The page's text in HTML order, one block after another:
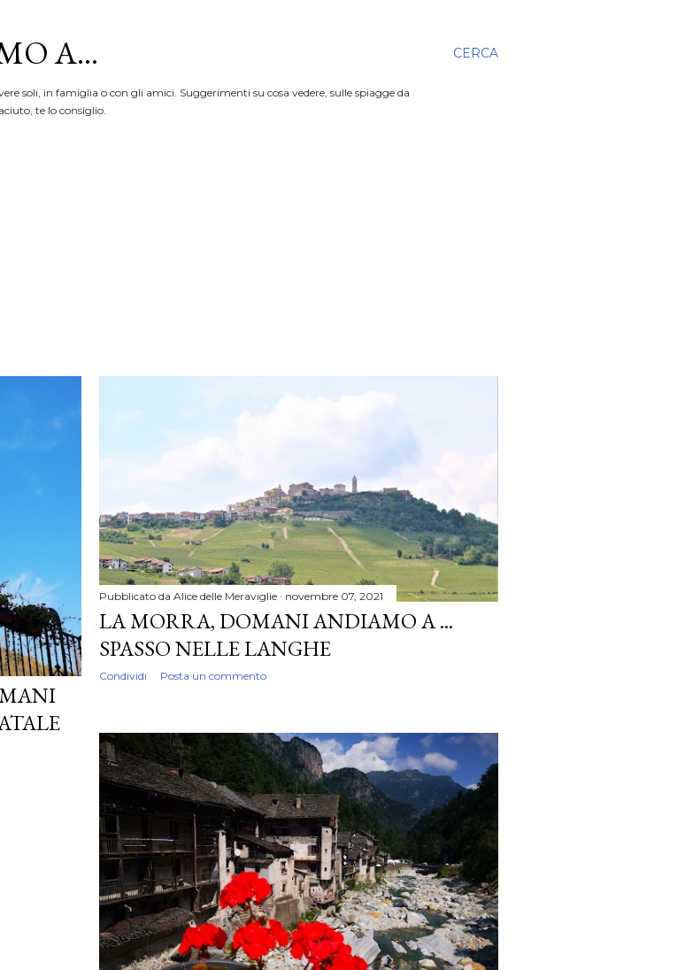
CERCA
A...
soli, in famiglia o con gli amici. Suggerimenti su cosa vedere, sulle spiagge da
te lo consiglio.
Pubblicato da Alice delle Meraviglie novembre 07, 2021
LA MORRA, DOMANI ANDIAMO A ...
SPASSO NELLE LANGHE
Condividi Posta un commento